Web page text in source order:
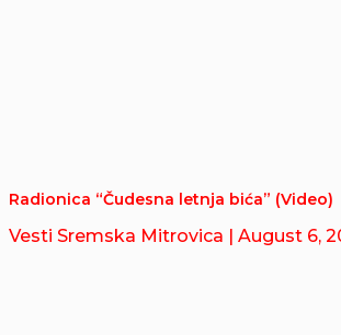
Radionica “Čudesna letnja bića” (Video)
Vesti Sremska Mitrovica | August 6,